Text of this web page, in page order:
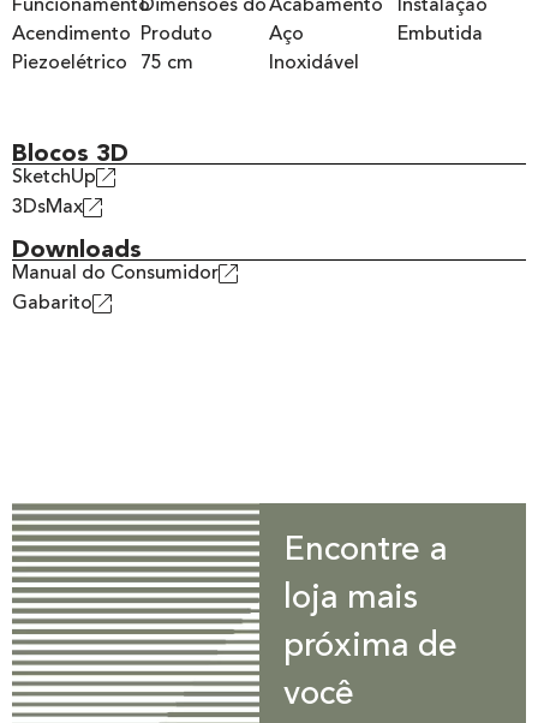
Funcionamento
Acendimento
Piezoelétrico
Dimensões do
Produto
75 cm
Acabamento
Aço
Inoxidável
Instalação
Embutida
Blocos 3D
SketchUp
3DsMax
Downloads
Manual do Consumidor
Gabarito
Encontre a
loja mais
próxima de
você